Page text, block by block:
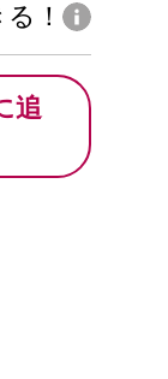
！
追